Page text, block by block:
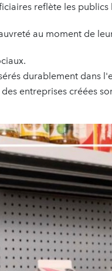
reflète les
au moment de
durablement dans
entreprises créées